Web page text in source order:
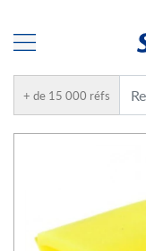
+ de 15 000 réfs